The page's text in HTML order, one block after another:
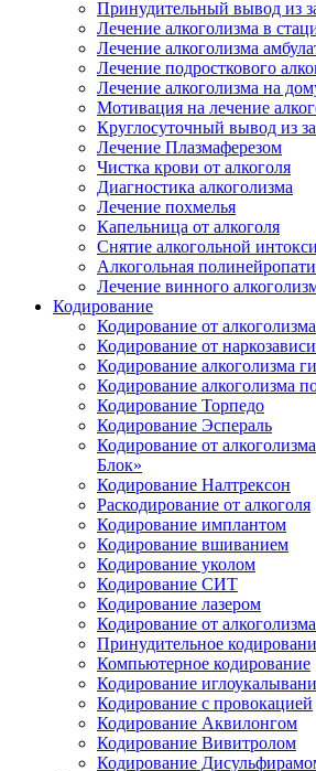
Принудительный вывод из
Лечение алкоголизма в
Лечение алкоголизма
Лечение подросткового
Лечение алкоголизма на
Мотивация на лечение
Круглосуточный вывод из
Лечение Плазмаферезом
Чистка крови от алкоголя
Диагностика алкоголизма
Лечение похмелья
Капельница от алкоголя
Снятие алкогольной
Алкогольная
Лечение винного
Кодирование
Кодирование от алкоголизма
Кодирование от
Кодирование алкоголизма
Кодирование алкоголизма
Кодирование Торпедо
Кодирование Эспераль
Кодирование от
Блок»
Кодирование Налтрексон
Раскодирование от алкоголя
Кодирование имплантом
Кодирование вшиванием
Кодирование уколом
Кодирование СИТ
Кодирование лазером
Кодирование от
Принудительное
Компьютерное кодирование
Кодирование
Кодирование с провокацией
Кодирование Аквилонгом
Кодирование Вивитролом
Кодирование